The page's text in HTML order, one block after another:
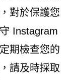
對於保護您
Instagram
期檢查您的
請及時採取